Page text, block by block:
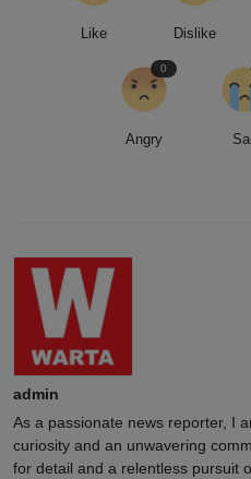
Like Dislike
Angry
0
admin
As a passionate news reporter, I
curiosity and an unwavering
for detail and a relentless pursuit